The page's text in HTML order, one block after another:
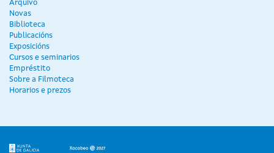
Arquivo
Novas
Biblioteca
Publicacións
Exposicións
Cursos e seminarios
Empréstito
Sobre a Filmoteca
Horarios e prezos